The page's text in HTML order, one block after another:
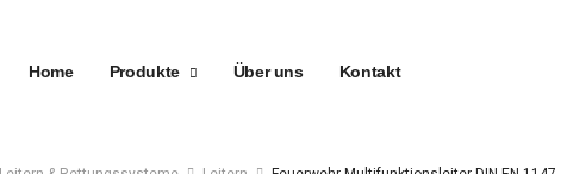
Home Produkte Über uns Kontakt